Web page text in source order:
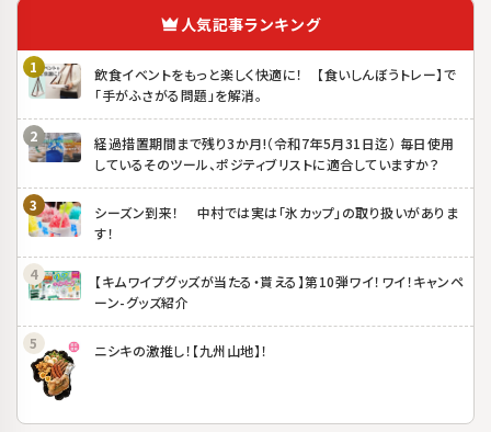
人気記事ランキング
飲食イベントをもっと楽しく快適に！ 【食いしんぼうトレー】で
「手がふさがる問題」を解消。
経過措置期間まで残り3か月!（令和7年5月31日迄） 毎日使用
しているそのツール、ポジティブリストに適合していますか？
シーズン到来！ 中村では実は「氷カップ」の取り扱いがありま
す！
【キムワイプグッズが当たる・貰える】第10弾ワイ！ワイ！キャンペ
ーン-グッズ紹介
ニシキの激推し！【九州山地】！